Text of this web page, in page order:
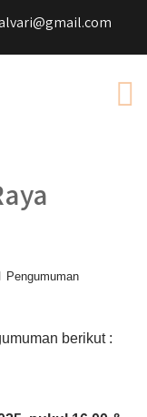
Pengumuman
berikut :